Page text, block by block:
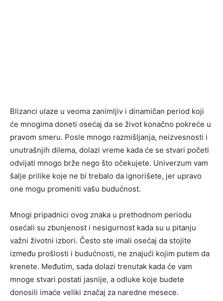
Blizanci ulaze u veoma zanimljiv i dinamičan period koji
će mnogima doneti osećaj da se život konačno pokreće u
pravom smeru. Posle mnogo razmišljanja, neizvesnosti i
unutrašnjih dilema, dolazi vreme kada će se stvari početi
odvijati mnogo brže nego što očekujete. Univerzum vam
šalje prilike koje ne bi trebalo da ignorišete, jer upravo
one mogu promeniti vašu budućnost.
Mnogi pripadnici ovog znaka u prethodnom periodu
osećali su zbunjenost i nesigurnost kada su u pitanju
važni životni izbori. Često ste imali osećaj da stojite
između prošlosti i budućnosti, ne znajući kojim putem da
krenete. Međutim, sada dolazi trenutak kada će vam
mnoge stvari postati jasnije, a odluke koje budete
donosili imaće veliki značaj za naredne mesece.